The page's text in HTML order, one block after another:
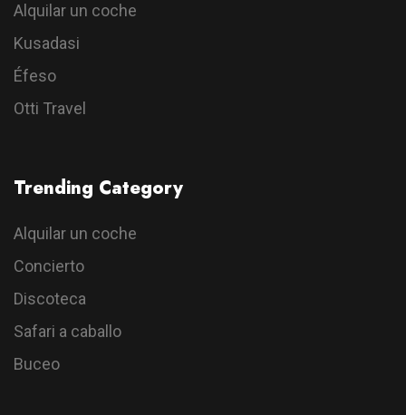
Alquilar un coche
Kusadasi
Éfeso
Otti Travel
Trending Category
Alquilar un coche
Concierto
Discoteca
Safari a caballo
Buceo